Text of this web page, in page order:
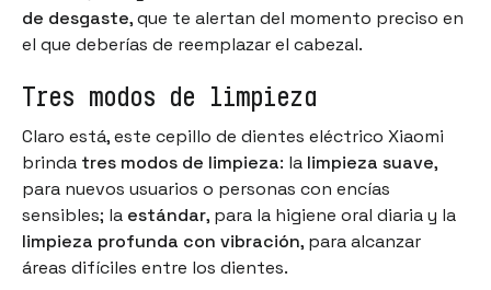
de desgaste, que te alertan del momento preciso en
el que deberías de reemplazar el cabezal.
Tres modos de limpieza
Claro está, este cepillo de dientes eléctrico Xiaomi
brinda tres modos de limpieza: la limpieza suave,
para nuevos usuarios o personas con encías
sensibles; la estándar, para la higiene oral diaria y la
limpieza profunda con vibración, para alcanzar
áreas difíciles entre los dientes.